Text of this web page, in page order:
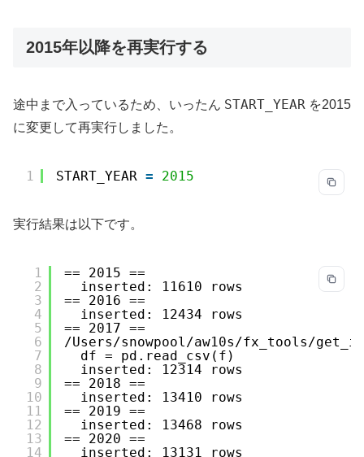
2015年以降を再実行する
途中まで入っているため、いったん START_YEAR を2015
に変更して再実行しました。
1 START_YEAR = 2015
実行結果は以下です。
1
2
3
4
5
6
7
8
9
10
11
12
13
14
== 2015 ==
inserted: 11610 rows
== 2016 ==
inserted: 12434 rows
== 2017 ==
/Users/snowpool/aw10s/fx_tools/
df = pd.read_csv(f)
inserted: 12314 rows
== 2018 ==
inserted: 13410 rows
== 2019 ==
inserted: 13468 rows
== 2020 ==
inserted: 13131 rows